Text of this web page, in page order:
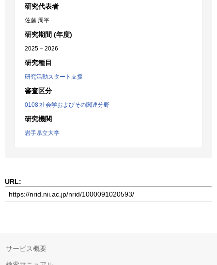
研究代表者
佐藤 周平
研究期間 (年度)
2025 – 2026
研究種目
研究活動スタート支援
審査区分
0108:社会学およびその関連分野
研究機関
岩手県立大学
URL:
サービス概要